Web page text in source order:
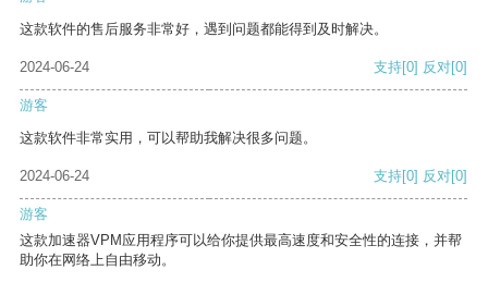
这款软件的售后服务非常好，遇到问题都能得到及时解决。
2024-06-24 支持[0] 反对[0]
游客
这款软件非常实用，可以帮助我解决很多问题。
2024-06-24 支持[0] 反对[0]
游客
这款加速器VPM应用程序可以给你提供最高速度和安全性的连接，并帮
助你在网络上自由移动。